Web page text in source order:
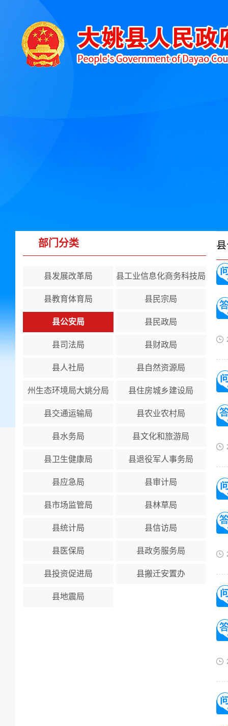
部门分类
县发展改革局 县工业信息化商务科技局
县教育体育局 县民宗局
县公安局 县民政局
县司法局 县财政局
县人社局 县自然资源局
州生态环境局大姚分局 县住房城乡建设局
县交通运输局 县农业农村局
县水务局 县文化和旅游局
县卫生健康局 县退役军人事务局
县应急局 县审计局
县市场监管局 县林草局
县统计局 县信访局
县医保局 县政务服务局
县投资促进局 县搬迁安置办
县地震局